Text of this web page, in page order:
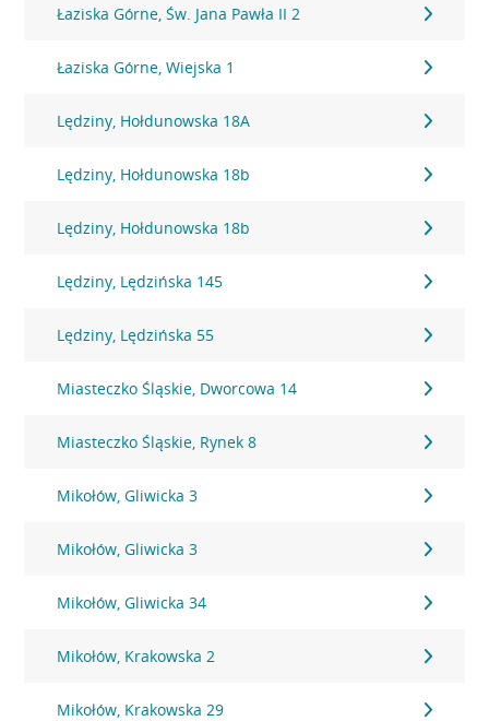
Łaziska Górne, Św. Jana Pawła II 2
Łaziska Górne, Wiejska 1
Lędziny, Hołdunowska 18A
Lędziny, Hołdunowska 18b
Lędziny, Hołdunowska 18b
Lędziny, Lędzińska 145
Lędziny, Lędzińska 55
Miasteczko Śląskie, Dworcowa 14
Miasteczko Śląskie, Rynek 8
Mikołów, Gliwicka 3
Mikołów, Gliwicka 3
Mikołów, Gliwicka 34
Mikołów, Krakowska 2
Mikołów, Krakowska 29